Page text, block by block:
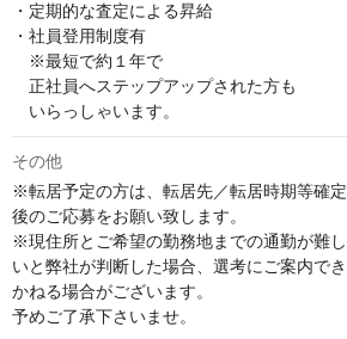
・定期的な査定による昇給
・社員登用制度有
※最短で約１年で
正社員へステップアップされた方も
いらっしゃいます。
その他
※転居予定の方は、転居先／転居時期等確定
後のご応募をお願い致します。
※現住所とご希望の勤務地までの通勤が難し
いと弊社が判断した場合、選考にご案内でき
かねる場合がございます。
予めご了承下さいませ。